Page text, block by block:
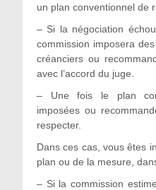
un plan conventionnel de
– Si la négociation
commission imposera
créanciers ou
avec l’accord du juge.
– Une fois le plan
imposées ou
respecter.
Dans ces cas, vous êtes
plan ou de la mesure,
– Si la commission